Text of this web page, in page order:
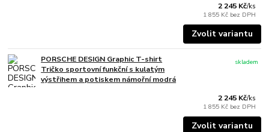
2 245 Kč/ks
1 855 Kč bez DPH
Zvolit variantu
PORSCHE DESIGN Graphic T-shirt
Tričko sportovní funkční s kulatým
výstřihem a potiskem námořní modrá
2 245 Kč/ks
1 855 Kč bez DPH
skladem
Zvolit variantu